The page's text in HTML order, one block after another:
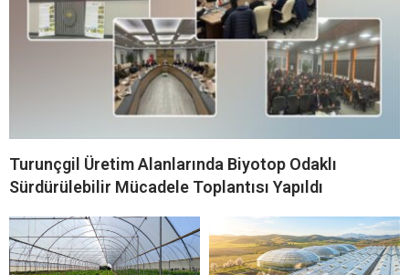
Turunçgil Üretim Alanlarında Biyotop Odaklı
Sürdürülebilir Mücadele Toplantısı Yapıldı